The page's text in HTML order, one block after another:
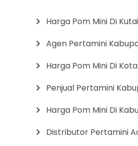
Harga Pom Mini Di
Agen Pertamini
Harga Pom Mini Di
Penjual Pertamini
Harga Pom Mini Di
Distributor Pertamini